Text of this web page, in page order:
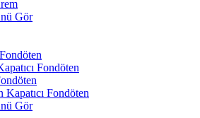
Gör
Fondöten
Kapatıcı Fondöten
Gör